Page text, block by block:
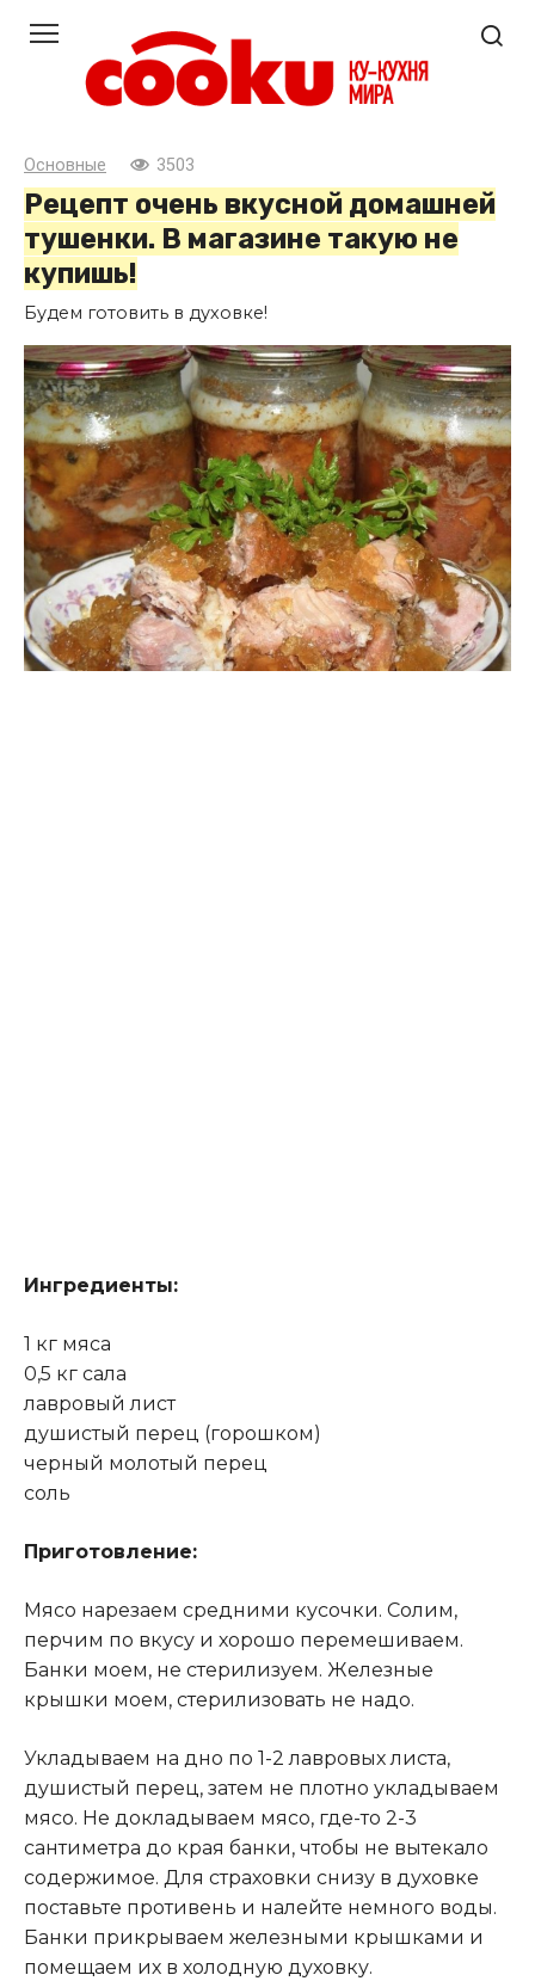
контенту
Основные 3503
Рецепт очень вкусной домашней
тушенки. В магазине такую не
купишь!
Будем готовить в духовке!
Ингредиенты:
1 кг мяса
0,5 кг сала
лавровый лист
душистый перец (горошком)
черный молотый перец
соль
Приготовление:
Мясо нарезаем средними кусочки. Солим,
перчим по вкусу и хорошо перемешиваем.
Банки моем, не стерилизуем. Железные
крышки моем, стерилизовать не надо.
Укладываем на дно по 1-2 лавровых листа,
душистый перец, затем не плотно укладываем
мясо. Не докладываем мясо, где-то 2-3
сантиметра до края банки, чтобы не вытекало
содержимое. Для страховки снизу в духовке
поставьте противень и налейте немного воды.
Банки прикрываем железными крышками и
помещаем их в холодную духовку.